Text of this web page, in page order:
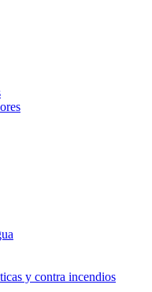
y contra incendios